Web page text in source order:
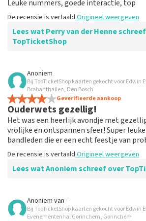
Leuke nummers, goede interactie, top
De recensie is vertaald Origineel weergeven
Lees wat Perry van der Henne
TopTicketShop
Beoordeling van Perry van der Henne over
waar voor je geld
Volgende keer weer
De recensie is vertaaldOrigineel weergeven
Anoniem
Bij TopTicketShop kaarten gekocht voor Edwin
Brabanthallen, Den Bosch
Geverifieerde aankoop
Ouderwets gezellig!
Het was een heerlijk avondje met
vrolijke en ontspannen sfeer! Super
bandleden die er een echt feestje van
De recensie is vertaald Origineel weergeven
Lees wat Anoniem schreef over
Beoordeling van Anoniem over
Prima service, doen wat ze
Anoniem van -
Bij TopTicketShop kaarten gekocht voor Edwin
Evenementenhal Gorinchem, Gorinchem